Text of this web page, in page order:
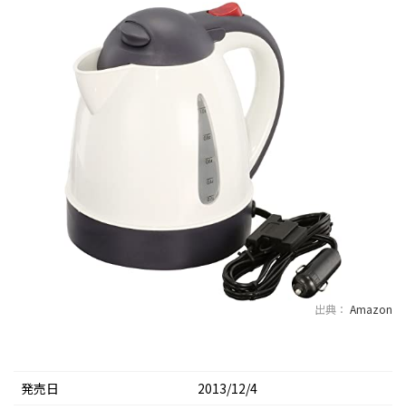
出典： Amazon
発売日
2013/12/4